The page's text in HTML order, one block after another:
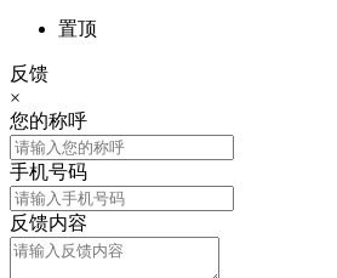
置顶
反馈
×
您的称呼
手机号码
反馈内容